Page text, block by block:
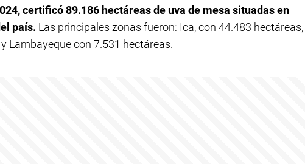
certificó 89.186 hectáreas de uva de mesa situadas en
país. Las principales zonas fueron: Ica, con 44.483 hectáreas,
Lambayeque con 7.531 hectáreas.